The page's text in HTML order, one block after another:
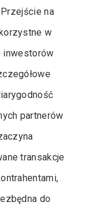
na
w
inwestorów
partnerów
transakcje
do